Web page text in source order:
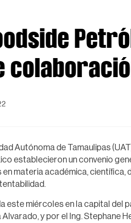
Autónoma de Tamaulipas
establecieron un convenio
materia académica, científica,
este miércoles en la capital del
Alvarado, y por el Ing. Stephane